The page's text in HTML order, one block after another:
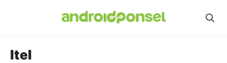
Itel